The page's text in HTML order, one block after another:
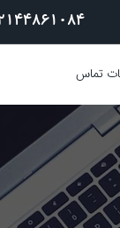
تماس